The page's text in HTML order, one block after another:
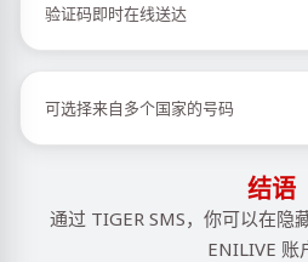
验证码即时在线送达
可选择来自多个国家的号码
结语
通过 TIGER SMS，你可以在隐
ENILIVE 账